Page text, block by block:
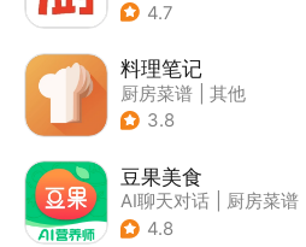
4.7
料理笔记
厨房菜谱
其他
3.8
豆果美食
AI聊天对话
厨房菜谱
4.8